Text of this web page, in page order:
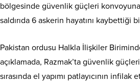
bölgesinde güvenlik güçleri
saldırıda 6 askerin hayatını kaybettiği
Pakistan ordusu Halkla İlişkiler
açıklamada, Razmak’ta güvenlik
sırasında el yapımı patlayıcının